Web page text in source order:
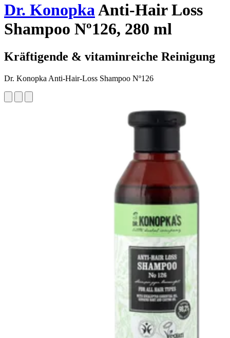
Dr. KonopkaAnti-Hair Loss
Shampoo Nº126, 280 ml
Kräftigende & vitaminreiche Reinigung
Dr. Konopka Anti-Hair-Loss Shampoo Nº126